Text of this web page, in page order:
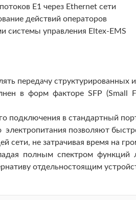
Е1 через Ethernet сети
действий операторов
системы управления Eltex-EMS
передачу структурированных
в форм факторе SFP (Small
подключения в стандартный
позволяют
сети, не затрачивая время на
полным спектром функций
отдельностоящим